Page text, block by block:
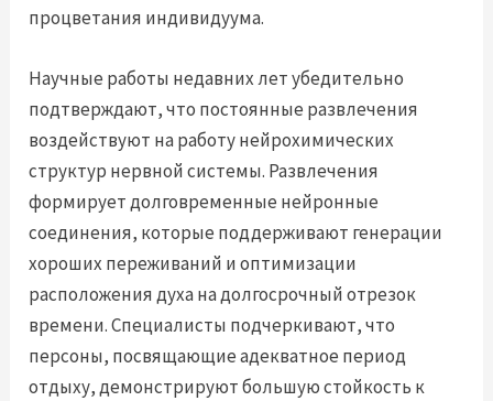
процветания индивидуума.
Научные работы недавних лет убедительно
подтверждают, что постоянные развлечения
воздействуют на работу нейрохимических
структур нервной системы. Развлечения
формирует долговременные нейронные
соединения, которые поддерживают генерации
хороших переживаний и оптимизации
расположения духа на долгосрочный отрезок
времени. Специалисты подчеркивают, что
персоны, посвящающие адекватное период
отдыху, демонстрируют большую стойкость к